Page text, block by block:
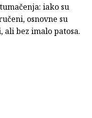
iako su
osnovne su
bez imalo patosa.